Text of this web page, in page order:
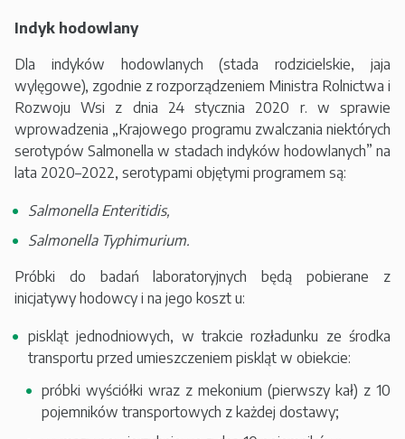
Indyk hodowlany
Dla indyków hodowlanych (stada rodzicielskie, jaja
wylęgowe), zgodnie z rozporządzeniem Ministra Rolnictwa i
Rozwoju Wsi z dnia 24 stycznia 2020 r. w sprawie
wprowadzenia „Krajowego programu zwalczania niektórych
serotypów Salmonella w stadach indyków hodowlanych” na
lata 2020–2022, serotypami objętymi programem są:
Salmonella Enteritidis,
Salmonella Typhimurium.
Próbki do badań laboratoryjnych będą pobierane z
inicjatywy hodowcy i na jego koszt u:
piskląt jednodniowych, w trakcie rozładunku ze środka
transportu przed umieszczeniem piskląt w obiekcie:
próbki wyściółki wraz z mekonium (pierwszy kał) z 10
pojemników transportowych z każdej dostawy;